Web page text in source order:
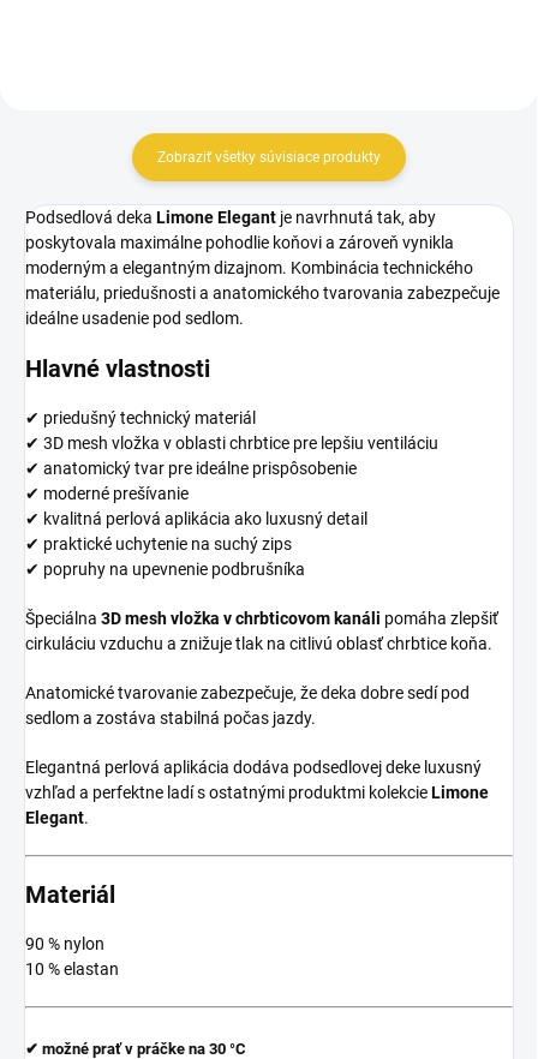
Zobraziť všetky súvisiace produkty
Podsedlová deka Limone Elegant je navrhnutá tak, aby
poskytovala maximálne pohodlie koňovi a zároveň vynikla
moderným a elegantným dizajnom. Kombinácia technického
materiálu, priedušnosti a anatomického tvarovania zabezpečuje
ideálne usadenie pod sedlom.
Hlavné vlastnosti
✔ priedušný technický materiál
✔ 3D mesh vložka v oblasti chrbtice pre lepšiu ventiláciu
✔ anatomický tvar pre ideálne prispôsobenie
✔ moderné prešívanie
✔ kvalitná perlová aplikácia ako luxusný detail
✔ praktické uchytenie na suchý zips
✔ popruhy na upevnenie podbrušníka
Špeciálna 3D mesh vložka v chrbticovom kanáli pomáha zlepšiť
cirkuláciu vzduchu a znižuje tlak na citlivú oblasť chrbtice koňa.
Anatomické tvarovanie zabezpečuje, že deka dobre sedí pod
sedlom a zostáva stabilná počas jazdy.
Elegantná perlová aplikácia dodáva podsedlovej deke luxusný
vzhľad a perfektne ladí s ostatnými produktmi kolekcieLimone
Elegant.
Materiál
90 % nylon
10 % elastan
✔ možné prať v práčke na 30 °C